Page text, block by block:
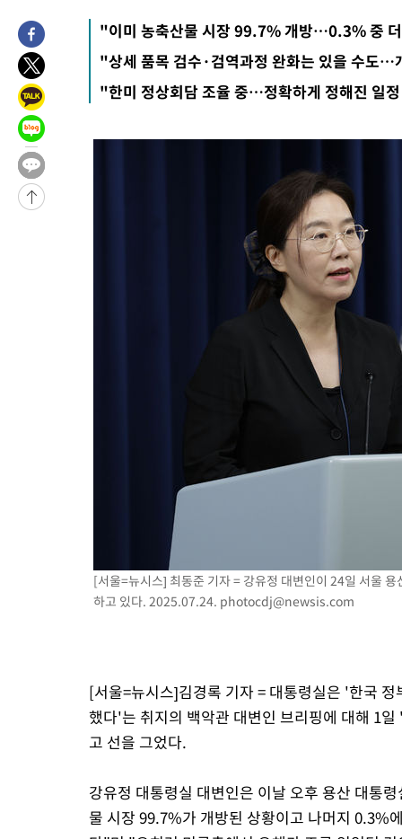
"이미 농축산물 시장 99.7% 개방…0.3% 중
"상세 품목 검수·검역과정 완화는 있을 수도…
"한미 정상회담 조율 중…정확하게 정해진 일
[서울=뉴시스] 최동준 기자 = 강유정 대변인이 24일 서울
하고 있다. 2025.07.24. photocdj@newsis.com
[서울=뉴시스]김경록 기자 = 대통령실은 '한국
했다'는 취지의 백악관 대변인 브리핑에 대해 1
고 선을 그었다.
강유정 대통령실 대변인은 이날 오후 용산 대통
물 시장 99.7%가 개방된 상황이고 나머지 0.3%